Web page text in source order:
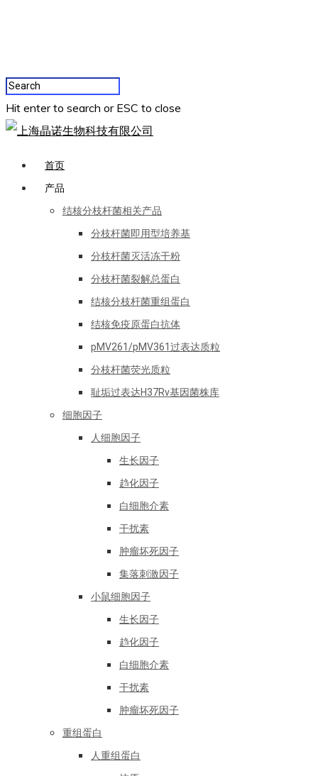
Hit enter to search or ESC to close
首页
产品
结核分枝杆菌相关产品
分枝杆菌即用型培养基
分枝杆菌灭活冻干粉
分枝杆菌裂解总蛋白
结核分枝杆菌重组蛋白
结核免疫原蛋白抗体
pMV261/pMV361过表达质粒
分枝杆菌荧光质粒
耻垢过表达H37Rv基因菌株库
细胞因子
人细胞因子
生长因子
趋化因子
白细胞介素
干扰素
肿瘤坏死因子
集落刺激因子
小鼠细胞因子
生长因子
趋化因子
白细胞介素
干扰素
肿瘤坏死因子
重组蛋白
人重组蛋白